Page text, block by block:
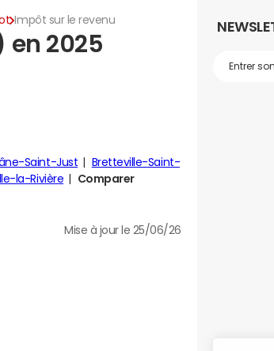
Impôt sur le revenu
en 2025
Saint-Just
Bretteville-Saint-
la-Rivière
Comparer
Mise à jour le 25/06/26